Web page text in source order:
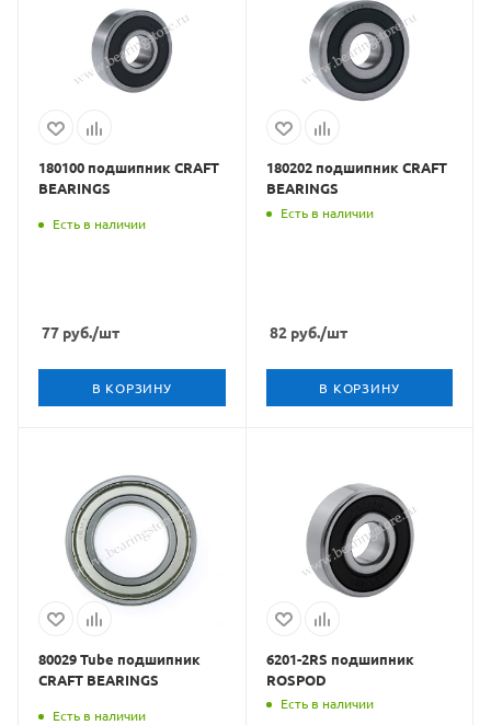
180100 подшипник CRAFT
BEARINGS
Есть в наличии
77 руб./шт
В КОРЗИНУ
180202 подшипник CRAFT
BEARINGS
Есть в наличии
82руб./шт
В КОРЗИНУ
80029 Tube подшипник
CRAFT BEARINGS
Есть в наличии
6201-2RS подшипник
ROSPOD
Есть в наличии